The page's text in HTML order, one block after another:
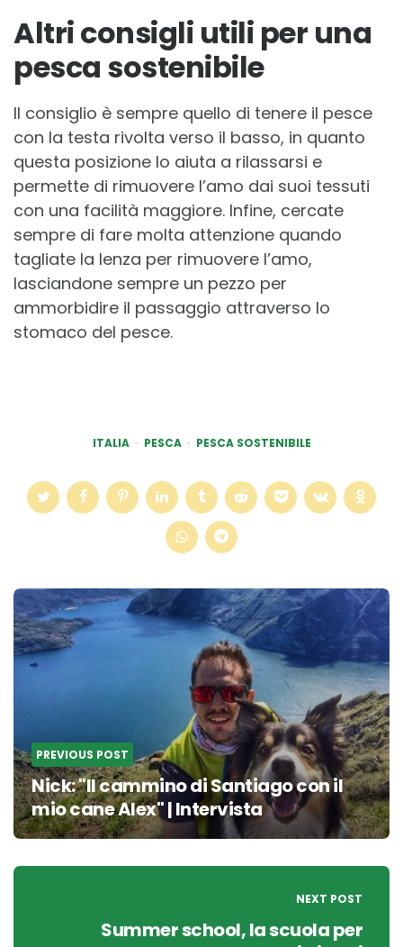
Altri consigli utili per una
pesca sostenibile
Il consiglio è sempre quello di tenere il pesce
con la testa rivolta verso il basso, in quanto
questa posizione lo aiuta a rilassarsi e
permette di rimuovere l’amo dai suoi tessuti
con una facilità maggiore. Infine, cercate
sempre di fare molta attenzione quando
tagliate la lenza per rimuovere l’amo,
lasciandone sempre un pezzo per
ammorbidire il passaggio attraverso lo
stomaco del pesce.
ITALIA PESCA PESCA SOSTENIBILE
Post
navigation
PREVIOUS POST
Nick: "Il cammino di Santiago con il
mio cane Alex" | Intervista
NEXT POST
Summer school, la scuola per